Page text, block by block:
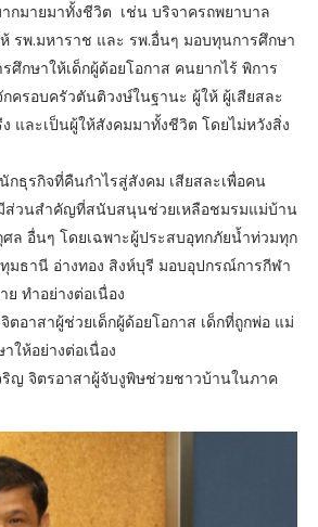
กมายมาทั้งชีวิต เช่น บริจาครถพยาบาล
รพ.มหาราช และ รพ.อื่นๆ มอบทุนการศึกษา
ศึกษาให้เด็กผู้ด้อยโอกาส คนยากไร้ พิการ
ครอบครัวตันติวงษ์ในฐานะ ผู้ให้ ผู้เสียสละ
และเป็นผู้ให้สังคมมาทั้งชีวิต โดยไม่หวังสิ่ง
กธุรกิจที่คืนกำไรสู่สังคม เสียสละเพื่อคน
ส่วนสำคัญที่สนับสนุนช่วยเหลือชมรมแม่บ้าน
ล อื่นๆ โดยเฉพาะผู้ประสบอุทกภัยน้ำท่วมทุก
มธานี อ่างทอง สิงห์บุรี มอบอุปกรณ์การกีฬา
ย ทำอย่างต่อเนื่อง
อาสาผู้ช่วยเด็กผู้ด้อยโอกาส เด็กที่ถูกพ่อ แม่
ให้อย่างต่อเนื่อง
ญ จิตรอาสาผู้จับงูพิษช่วยชาวบ้านในภาค